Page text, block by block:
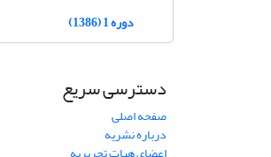
دوره 1 (1386)
دسترسی سریع
صفحه اصلی
درباره نشریه